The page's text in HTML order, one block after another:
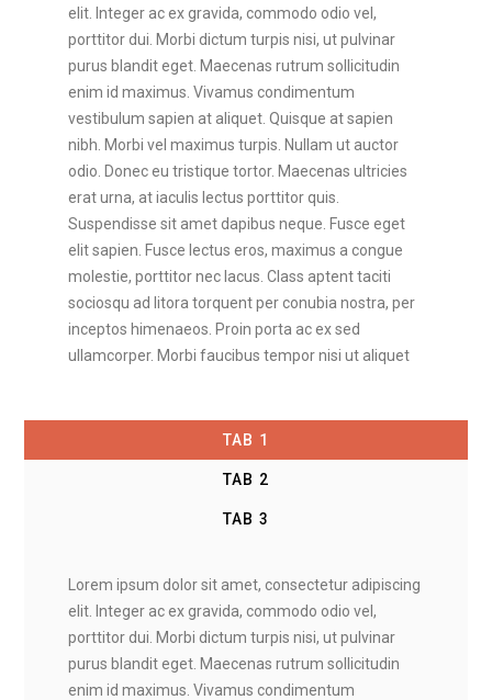
elit. Integer ac ex gravida, commodo odio vel,
porttitor dui. Morbi dictum turpis nisi, ut pulvinar
purus blandit eget. Maecenas rutrum sollicitudin
enim id maximus. Vivamus condimentum
vestibulum sapien at aliquet. Quisque at sapien
nibh. Morbi vel maximus turpis. Nullam ut auctor
odio. Donec eu tristique tortor. Maecenas ultricies
erat urna, at iaculis lectus porttitor quis.
Suspendisse sit amet dapibus neque. Fusce eget
elit sapien. Fusce lectus eros, maximus a congue
molestie, porttitor nec lacus. Class aptent taciti
sociosqu ad litora torquent per conubia nostra, per
inceptos himenaeos. Proin porta ac ex sed
ullamcorper. Morbi faucibus tempor nisi ut aliquet
TAB 1
TAB 2
TAB 3
Lorem ipsum dolor sit amet, consectetur adipiscing
elit. Integer ac ex gravida, commodo odio vel,
porttitor dui. Morbi dictum turpis nisi, ut pulvinar
purus blandit eget. Maecenas rutrum sollicitudin
enim id maximus. Vivamus condimentum